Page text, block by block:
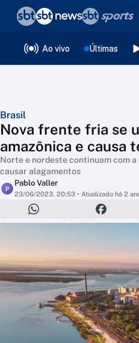
Ao vivo Últimas
Brasil
Nova frente fria se
amazônica e causa
Norte e nordeste continuam com
causar alagamentos
P
Pablo Valler
23/06/2023, 20:53 • Atualizado há 2
❮voltar
Editorias